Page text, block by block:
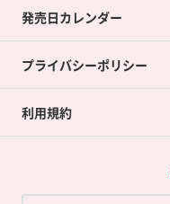
買取承諾書について
ポイント交換景品
発売日カレンダー
プライバシーポリシー
利用規約